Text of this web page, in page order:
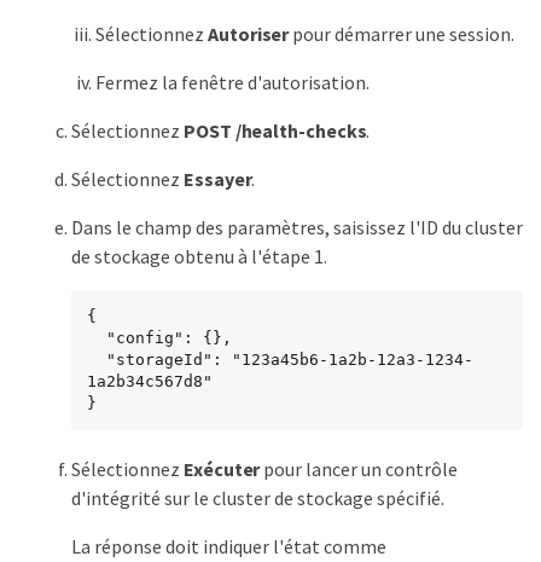
Sélectionnez Autoriserpour démarrer une session.
Fermez la fenêtre d'autorisation.
Sélectionnez POST /health-checks.
Sélectionnez Essayer.
Dans le champ des paramètres, saisissez l'ID du cluster
de stockage obtenu à l'étape 1.
{
1a2b34c567d8"
}
Sélectionnez Exécuterpour lancer un contrôle
d'intégrité sur le cluster de stockage spécifié.
La réponse doit indiquer l'état comme